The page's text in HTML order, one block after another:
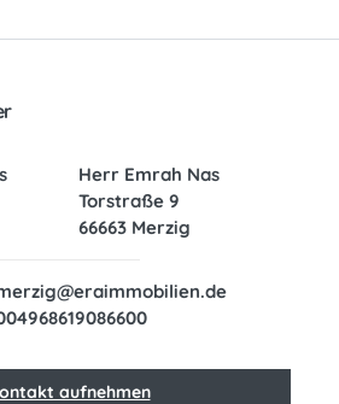
Herr Emrah Nas
Torstraße 9
66663 Merzig
aufnehmen